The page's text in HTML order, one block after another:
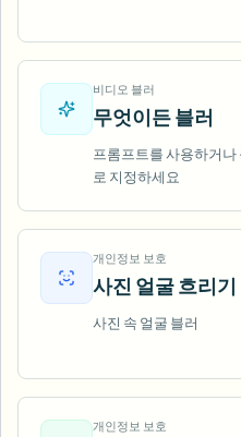
비디오 블러
무엇이든 블러
프롬프트를 사용하거나
로 지정하세요
개인정보 보호
사진 얼굴 흐리기
사진 속 얼굴 블러
개인정보 보호